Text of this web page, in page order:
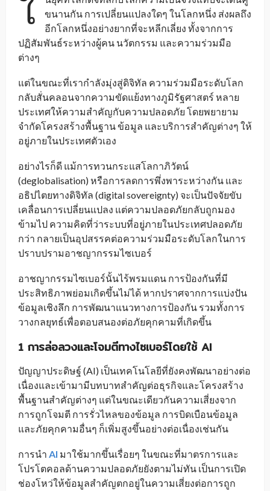
ใ
ขนานกัน การเปลี่ยนแปลงใดๆ ในโลกหนึ่ง ส่งผลถึง
อีกโลกหนึ่งอย่างยากที่จะหลีกเลี่ยง ทั้งจากการ
ปฏิสัมพันธ์ระหว่างผู้คน นวัตกรรม และความร่วมมือ
ต่างๆ
แต่ในขณะที่เรากำลังมุ่งสู่ดิจิทัล ความร่วมมือระดับโลก
กลับสั่นคลอนจากความขัดแย้งทางภูมิรัฐศาสตร์ หลาย
ประเทศให้ความสำคัญกับความปลอดภัย โดยพยายาม
จำกัดโครงสร้างพื้นฐาน ข้อมูล และบริการสำคัญต่างๆ ให้
อยู่ภายในประเทศตัวเอง
อย่างไรก็ดี แม้การทวนกระแสโลกาภิวัตน์
(deglobalisation) หรือการลดการพึ่งพาระหว่างกัน และ
อธิปไตยทางดิจิทัล (digital sovereignty) จะเป็นปัจจัยขับ
เคลื่อนการเปลี่ยนแปลง แต่ความปลอดภัยกลับถูกมอง
ข้ามไป ความคิดที่ว่าระบบที่อยู่ภายในประเทศปลอดภัย
กว่า กลายเป็นอุปสรรคต่อความร่วมมือระดับโลกในการ
ปราบปรามอาชญากรรมไซเบอร์
อาชญากรรมไซเบอร์นั้นไร้พรมแดน การป้องกันที่มี
ประสิทธิภาพย่อมเกิดขึ้นไม่ได้ หากปราศจากการแบ่งปัน
ข้อมูลเชิงลึก การพัฒนาแนวทางการป้องกัน รวมทั้งการ
วางกลยุทธ์เพื่อตอบสนองต่อภัยคุกคามที่เกิดขึ้น
1 การล่อลวงและโจมตีทางไซเบอร์โดยใช้ AI
ปัญญาประดิษฐ์ (AI) เป็นเทคโนโลยีที่ยังคงพัฒนาอย่างต่อ
เนื่องและเข้ามามีบทบาทสำคัญต่อธุรกิจและโครงสร้าง
พื้นฐานสำคัญต่างๆ แต่ในขณะเดียวกันความเสี่ยงจาก
การถูกโจมตี การรั่วไหลของข้อมูล การบิดเบือนข้อมูล
และภัยคุกคามอื่นๆ ก็เพิ่มสูงขึ้นอย่างต่อเนื่องเช่นกัน
การนำ AI มาใช้มากขึ้นเรื่อยๆ ในขณะที่มาตรการและ
โปรโตคอลด้านความปลอดภัยยังตามไม่ทัน เป็นการเปิด
ช่องโหว่ให้ข้อมูลสำคัญตกอยู่ในความเสี่ยงต่อการถูก